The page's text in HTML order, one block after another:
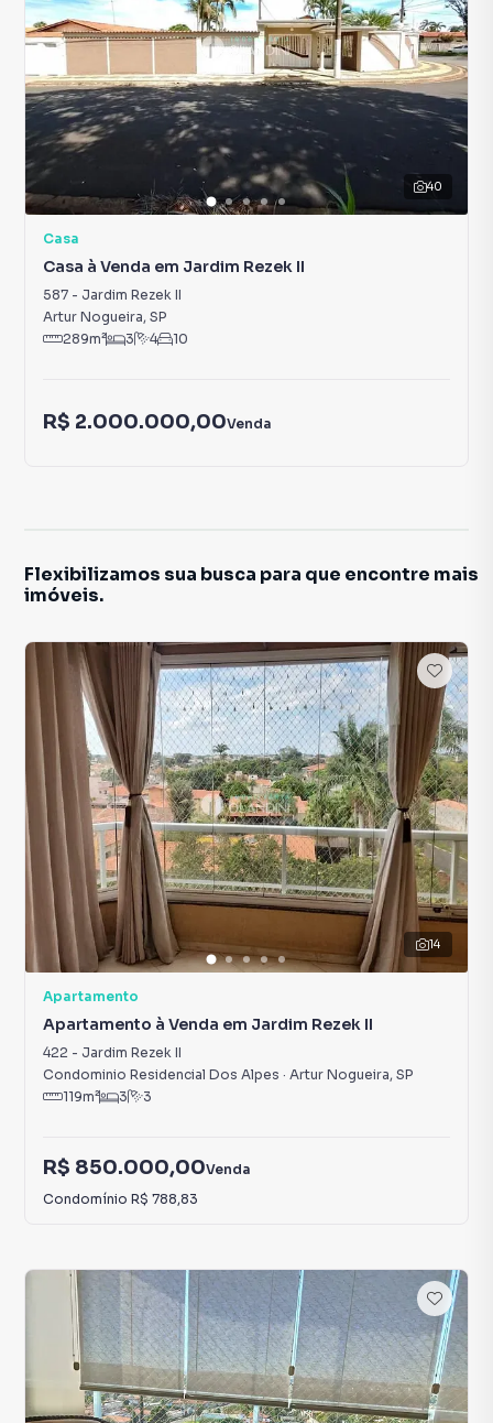
40
Casa
Casa à Venda em Jardim Rezek II
587 - Jardim Rezek II
Artur Nogueira, SP
289m² 3 4 10
R$ 2.000.000,00Venda
Flexibilizamos sua busca para que encontre mais
imóveis.
14
Apartamento
Apartamento à Venda em Jardim Rezek II
422 - Jardim Rezek II
Condominio Residencial Dos Alpes · Artur Nogueira, SP
119m² 3 3
R$ 850.000,00Venda
Condomínio R$ 788,83